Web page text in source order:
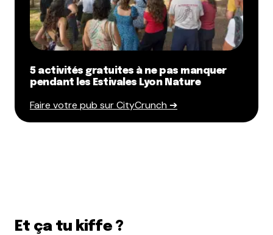
5 activités gratuites à ne pas manquer
pendant les Estivales Lyon Nature
Faire votre pub sur CityCrunch ➔
Et ça tu kiffe ?